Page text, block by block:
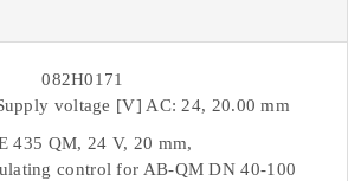
082H0171
voltage [V] AC: 24, 20.00 mm
435 QM, 24 V, 20 mm,
control for AB-QM DN 40-100